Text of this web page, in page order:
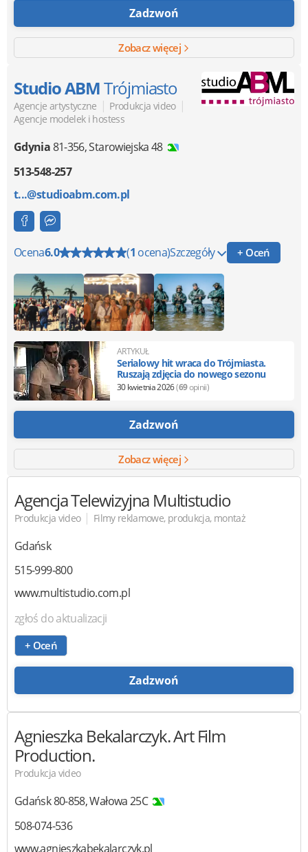
Zadzwoń
Zobacz więcej
Studio ABMTrójmiasto
Agencje artystyczne | Produkcja video |
Agencje modelek i hostess
Gdynia81-356,Starowiejska 48
513-548-257
t...@studioabm.com.pl
Ocena6.0 (1 ocena)Szczegóły + Oceń
ARTYKUŁ
Serialowy hit wraca do Trójmiasta.
Ruszają zdjęcia do nowego sezonu
30 kwietnia 2026(69opinii)
Zadzwoń
Zobacz więcej
Agencja Telewizyjna Multistudio
Produkcja video | Filmy reklamowe, produkcja, montaż
Gdańsk
515-999-800
www.multistudio.com.pl
zgłoś do aktualizacji
+ Oceń
Zadzwoń
Agnieszka Bekalarczyk. Art Film
Production.
Produkcja video
Gdańsk80-858,Wałowa 25C
508-074-536
www.agnieszkabekalarczyk.pl